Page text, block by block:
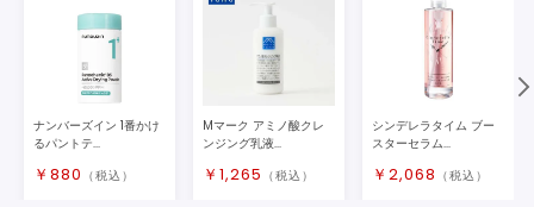
ナンバーズイン 1番かけ
るパントテ...
￥ 880 （税込）
Mマーク アミノ酸クレ
ンジング乳液...
￥ 1,265 （税込）
シンデレラタイム ブー
スターセラム...
￥ 2,068 （税込）